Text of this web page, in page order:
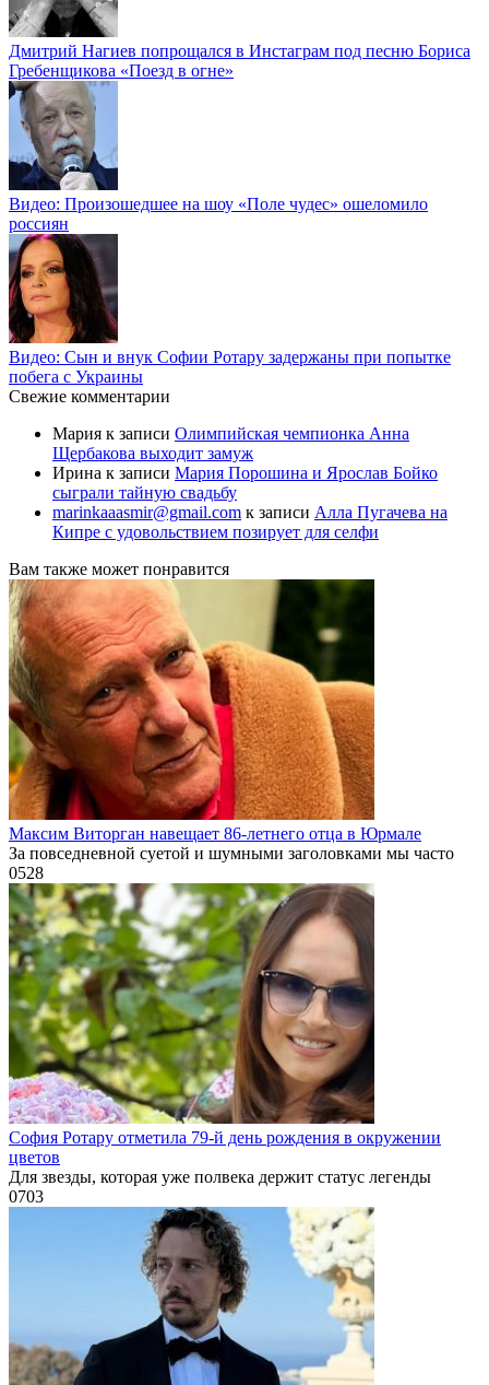
Дмитрий Нагиев попрощался в Инстаграм под песню Бориса
Гребенщикова «Поезд в огне»
Видео: Произошедшее на шоу «Поле чудес» ошеломило
россиян
Видео: Сын и внук Софии Ротару задержаны при попытке
побега с Украины
Свежие комментарии
Мария к записи Олимпийская чемпионка Анна
Щербакова выходит замуж
Ирина к записи Мария Порошина и Ярослав Бойко
сыграли тайную свадьбу
marinkaaasmir@gmail.com к записи Алла Пугачева на
Кипре с удовольствием позирует для селфи
Вам также может понравится
Максим Виторган навещает 86-летнего отца в Юрмале
За повседневной суетой и шумными заголовками мы часто
0528
София Ротару отметила 79-й день рождения в окружении
цветов
Для звезды, которая уже полвека держит статус легенды
0703